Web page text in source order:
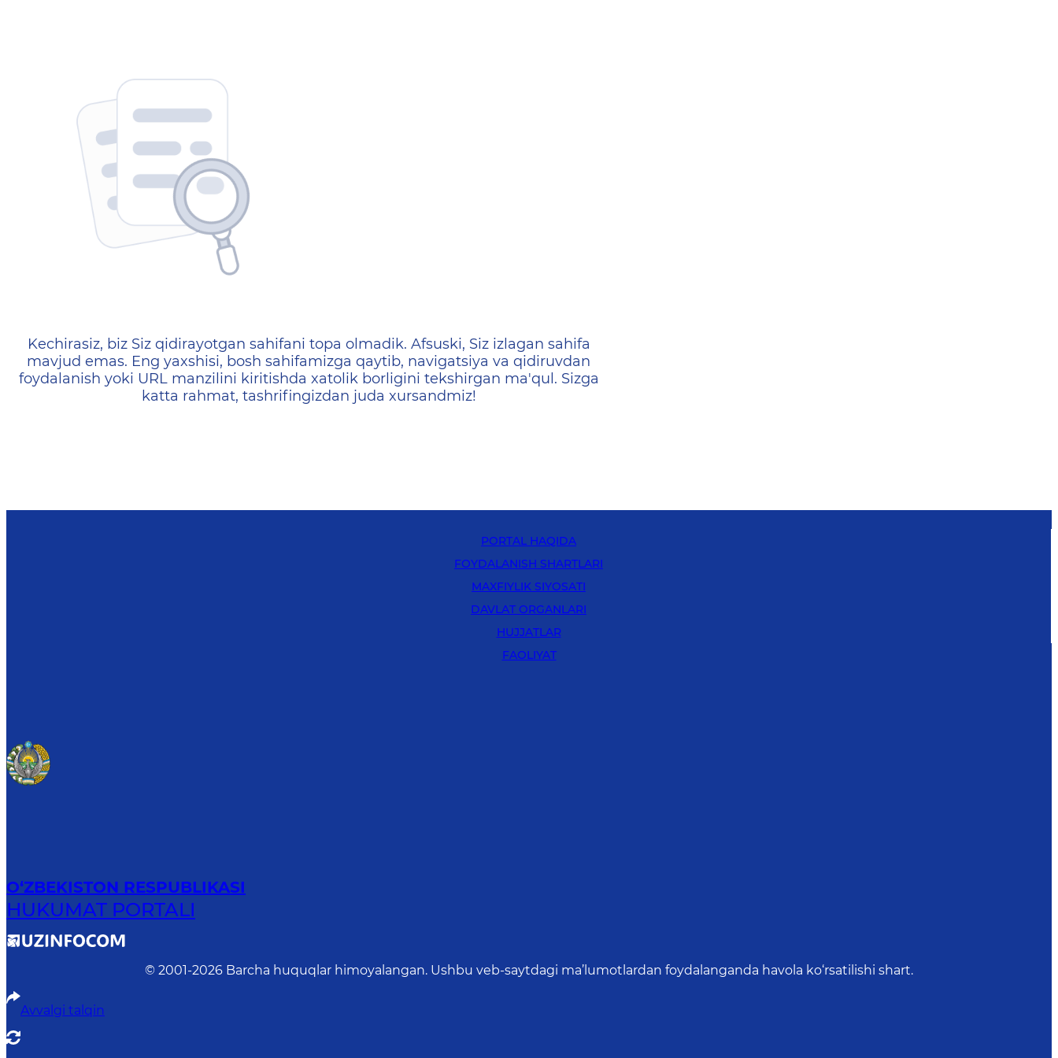
404 — Страница не найдена
Kechirasiz, biz Siz qidirayotgan sahifani topa olmadik. Afsuski, Siz izlagan sahifa
mavjud emas. Eng yaxshisi, bosh sahifamizga qaytib, navigatsiya va qidiruvdan
foydalanish yoki URL manzilini kiritishda xatolik borligini tekshirgan ma'qul. Sizga
katta rahmat, tashrifingizdan juda xursandmiz!
PORTAL HAQIDA
FOYDALANISH SHARTLARI
MAXFIYLIK SIYOSATI
DAVLAT ORGANLARI
HUJJATLAR
FAOLIYAT
O‘ZBEKISTON RESPUBLIKASI
HUKUMAT PORTALI
© 2001-2026 Barcha huquqlar himoyalangan. Ushbu veb-saytdagi ma’lumotlardan foydalanganda havola ko‘rsatilishi shart.
Avvalgi talqin